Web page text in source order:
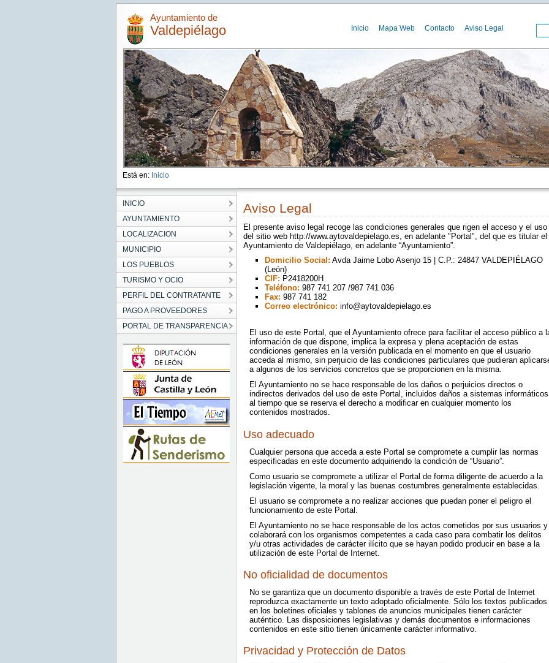
Ayuntamiento de
Valdepiélago Inicio Mapa Web Contacto Aviso Legal
Está en: Inicio
INICIO
AYUNTAMIENTO
LOCALIZACION
MUNICIPIO
LOS PUEBLOS
TURISMO Y OCIO
PERFIL DEL CONTRATANTE
PAGO A PROVEEDORES
PORTAL DE TRANSPARENCIA
Aviso Legal
El presente aviso legal recoge las condiciones generales que rigen el acceso y el uso
del sitio web http://www.aytovaldepielago.es, en adelante "Portal", del que es titular el
Ayuntamiento de Valdepiélago, en adelante “Ayuntamiento”.
Domicilio Social: Avda Jaime Lobo Asenjo 15 | C.P.: 24847 VALDEPIÉLAGO
(León)
CIF: P2418200H
Teléfono: 987 741 207 /987 741 036
Fax: 987 741 182
Correo electrónico: info@aytovaldepielago.es
El uso de este Portal, que el Ayuntamiento ofrece para facilitar el acceso público a
información de que dispone, implica la expresa y plena aceptación de estas
condiciones generales en la versión publicada en el momento en que el usuario
acceda al mismo, sin perjuicio de las condiciones particulares que pudieran
a algunos de los servicios concretos que se proporcionen en la misma.
El Ayuntamiento no se hace responsable de los daños o perjuicios directos o
indirectos derivados del uso de este Portal, incluidos daños a sistemas
al tiempo que se reserva el derecho a modificar en cualquier momento los
contenidos mostrados.
Uso adecuado
Cualquier persona que acceda a este Portal se compromete a cumplir las normas
especificadas en este documento adquiriendo la condición de “Usuario”.
Como usuario se compromete a utilizar el Portal de forma diligente de acuerdo a la
legislación vigente, la moral y las buenas costumbres generalmente establecidas.
El usuario se compromete a no realizar acciones que puedan poner el peligro el
funcionamiento de este Portal.
El Ayuntamiento no se hace responsable de los actos cometidos por sus usuarios y
colaborará con los organismos competentes a cada caso para combatir los delitos
y/u otras actividades de carácter ilícito que se hayan podido producir en base a la
utilización de este Portal de Internet.
No oficialidad de documentos
No se garantiza que un documento disponible a través de este Portal de Internet
reproduzca exactamente un texto adoptado oficialmente. Sólo los textos publicados
en los boletines oficiales y tablones de anuncios municipales tienen carácter
auténtico. Las disposiciones legislativas y demás documentos e informaciones
contenidos en este sitio tienen únicamente carácter informativo.
Privacidad y Protección de Datos